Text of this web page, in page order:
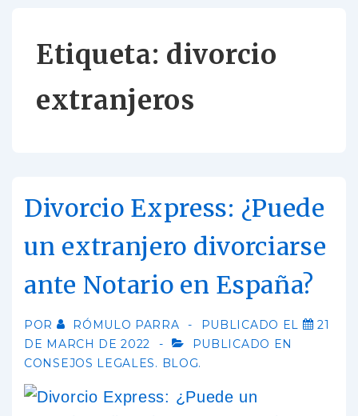
Etiqueta: divorcio
extranjeros
Divorcio Express: ¿Puede
un extranjero divorciarse
ante Notario en España?
POR RÓMULO PARRA PUBLICADO EL
21
DE MARCH DE 2022
PUBLICADO EN
CONSEJOS LEGALES. BLOG.